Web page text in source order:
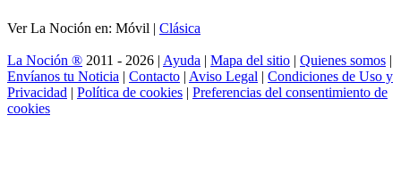
Ver La Noción en: Móvil | Clásica
La Noción ® 2011 - 2026 | Ayuda | Mapa del sitio | Quienes somos |
Envíanos tu Noticia | Contacto | Aviso Legal | Condiciones de Uso y
Privacidad | Política de cookies | Preferencias del consentimiento de
cookies